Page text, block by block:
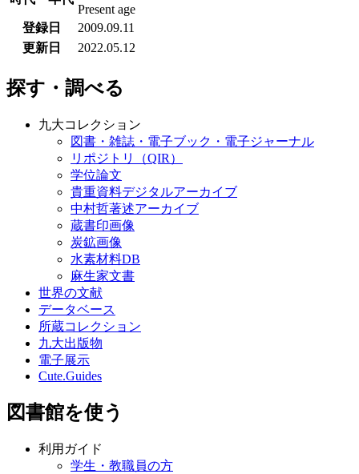
Present age
登録日
2009.09.11
更新日
2022.05.12
探す・調べる
九大コレクション
図書・雑誌・電子ブック・電子ジャーナル
リポジトリ（QIR）
学位論文
貴重資料デジタルアーカイブ
中村哲著述アーカイブ
蔵書印画像
炭鉱画像
水素材料DB
麻生家文書
世界の文献
データベース
所蔵コレクション
九大出版物
電子展示
Cute.Guides
図書館を使う
利用ガイド
学生・教職員の方